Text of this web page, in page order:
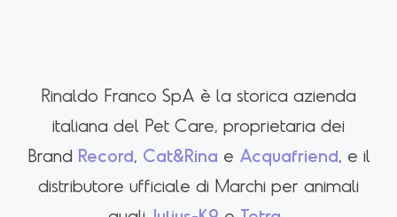
Rinaldo Franco SpA è la storica azienda
italiana del Pet Care, proprietaria dei
Brand Record Cat&Rina e Acquafriend , e il
distributore ufficiale di Marchi per animali